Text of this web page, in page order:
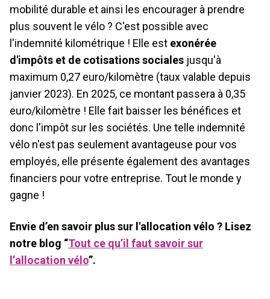
mobilité durable et ainsi les encourager à prendre
plus souvent le vélo ? C'est possible avec
l'indemnité kilométrique ! Elle est exonérée
d'impôts et de cotisations sociales jusqu'à
maximum 0,27 euro/kilomètre (taux valable depuis
janvier 2023). En 2025, ce montant passera à 0,35
euro/kilomètre ! Elle fait baisser les bénéfices et
donc l'impôt sur les sociétés. Une telle indemnité
vélo n'est pas seulement avantageuse pour vos
employés, elle présente également des avantages
financiers pour votre entreprise. Tout le monde y
gagne !
Envie d’en savoir plus sur l'allocation vélo ? Lisez
notre blog “Tout ce qu’il faut savoir sur
l’allocation vélo”.